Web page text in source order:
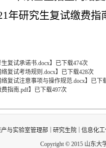
年研究生复试缴费指
复试承诺书.docx】 已下载474次
复试考场规则.docx】 已下载428次
复试注意事项与操作规范.docx】 已下
费指南.pdf】 已下载497次
与实验室管理部 研究生院
信息化
Copyright © 2015 山东大